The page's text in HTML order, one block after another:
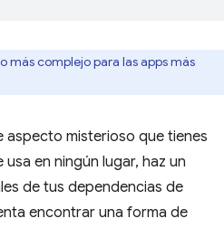
más complejo para las apps más
aspecto misterioso que tienes
en ningún lugar, haz un
de tus dependencias de
encontrar una forma de